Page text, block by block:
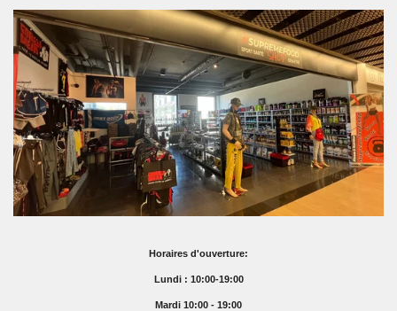
Horaires d'ouverture:
Lundi : 10:00-19:00
Mardi 10:00 - 19:00